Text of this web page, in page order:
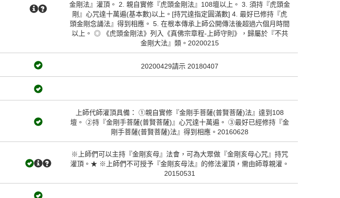
金剛法』灌頂。 2. 親自實修『虎頭金剛法』108壇以上。 3. 須持『虎頭金
剛』心咒達十萬遍(基本數)以上。[持咒達指定圓滿數] 4. 最好已修持『虎
頭金剛念誦法』得到相應。 5. 在根本傳承上師公開傳法後超過六個月時間
以上。 ◎ 《虎頭金剛法》列入《真佛宗章程-上師守則》，歸屬於『不共
金剛大法』類。20200215
20200429請示 20180407
上師代師灌頂具備： ①親自實修『金剛手菩薩(普賢菩薩)法』達到108
壇。 ②持『金剛手菩薩(普賢菩薩)』心咒達十萬遍。 ③最好已經修持『金
剛手菩薩(普賢菩薩)法』得到相應。20160628
※上師們可以主持『金剛亥母』法會，可為大眾做『金剛亥母心咒』持咒
灌頂。★ ※上師們不可授予『金剛亥母法』的修法灌頂，需由師尊親灌。
20150531